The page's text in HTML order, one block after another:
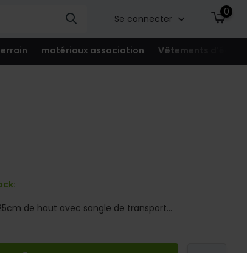
Se connecter
0
matériaux association Vêtements
de haut avec sangle de transport...